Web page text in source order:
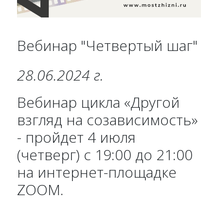
Вебинар "Четвертый шаг"
28.06.2024 г.
Вебинар цикла «Другой
взгляд на созависимость»
- пройдет 4 июля
(четверг) с 19:00 до 21:00
на интернет-площадке
ZOOM.